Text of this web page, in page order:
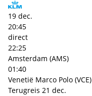
19 dec.
20:45
direct
22:25
Amsterdam (AMS)
01:40
Venetië Marco Polo (VCE)
Terugreis 21 dec.